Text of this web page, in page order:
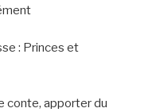
: Princes et
conte, apporter du